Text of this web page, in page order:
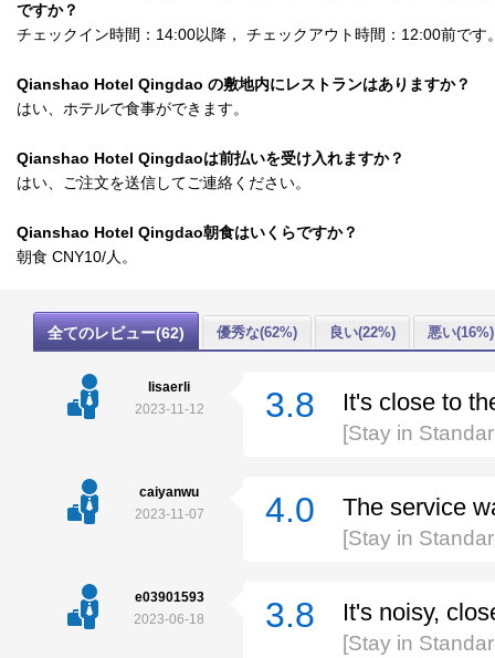
ですか？
チェックイン時間：14:00以降， チェックアウト時間：12:00前です
Qianshao Hotel Qingdao の敷地内にレストランはありますか？
はい、ホテルで食事ができます。
Qianshao Hotel Qingdaoは前払いを受け入れますか？
はい、ご注文を送信してご連絡ください。
Qianshao Hotel Qingdao朝食はいくらですか？
朝食 CNY10/人。
全てのレビュー(62) 優秀な(62%) 良い(22%) 悪い(16%)
lisaerli
2023-11-12
3.8 It's close to
[Stay in
caiyanwu
2023-11-07
4.0 The service
[Stay in
e03901593
2023-06-18
3.8 It's noisy,
[Stay in